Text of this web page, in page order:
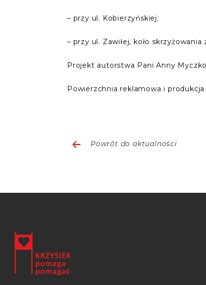
– przy ul. Kobierzyńskiej;
– przy ul. Zawiłej, koło
Projekt autorstwa Pani Anny
Powierzchnia reklamowa i
Powrót do aktualności